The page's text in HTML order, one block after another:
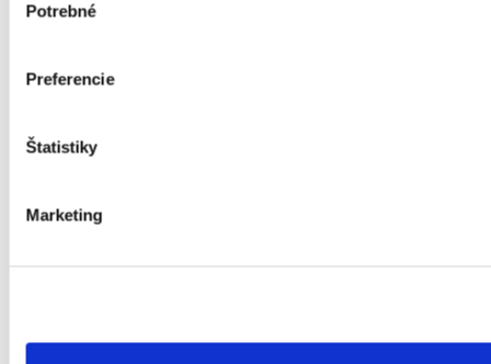
súhlasu
Potrebné
Preferencie
Štatistiky
Marketing